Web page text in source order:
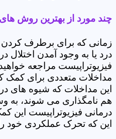
چند مورد از بهترین روش
زمانی که برای برطرف
درد یا به وجود آمدن
فیزیوتراپیست مراجعه خواهید
مداخلات متعددی برای کمک
این مداخلات که شیوه های
هم نامگذاری می شوند، به
درمانی فیزیوتراپیست این
این که تحرک عملکردی خود